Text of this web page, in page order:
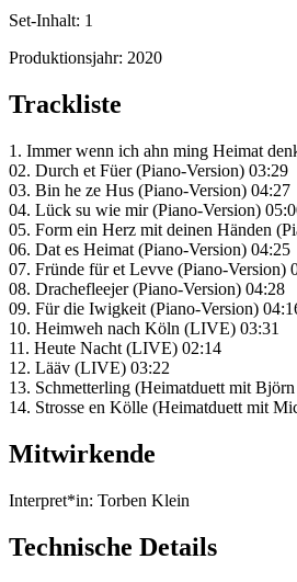
Set-Inhalt: 1
Produktionsjahr: 2020
Trackliste
1. Immer wenn ich ahn ming Heimat
02. Durch et Füer (Piano-Version) 03:29
03. Bin he ze Hus (Piano-Version) 04:27
04. Lück su wie mir (Piano-Version)
05. Form ein Herz mit deinen Händen
06. Dat es Heimat (Piano-Version) 04:25
07. Fründe für et Levve (Piano-Version)
08. Drachefleejer (Piano-Version) 04:28
09. Für die Iwigkeit (Piano-Version)
10. Heimweh nach Köln (LIVE) 03:31
11. Heute Nacht (LIVE) 02:14
12. Lääv (LIVE) 03:22
13. Schmetterling (Heimatduett mit
14. Strosse en Kölle (Heimatduett mit
Mitwirkende
Interpret*in: Torben Klein
Technische Details